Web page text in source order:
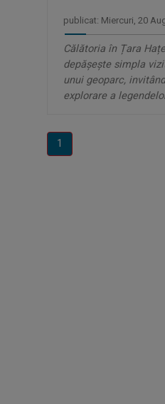
publicat: Miercuri, 20
Călătoria în Țara
depășește simpla
unui geoparc,
explorare a
1